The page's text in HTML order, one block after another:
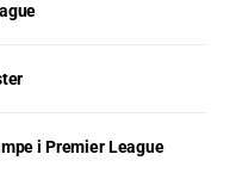
i Premier League